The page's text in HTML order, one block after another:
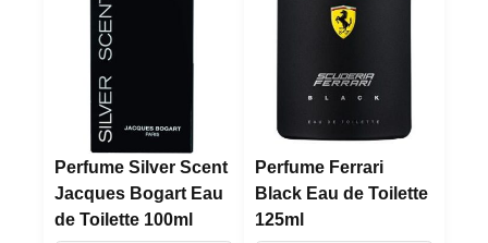
Perfume Silver Scent
Jacques Bogart Eau
de Toilette 100ml
Perfume Ferrari
Black Eau de Toilette
125ml